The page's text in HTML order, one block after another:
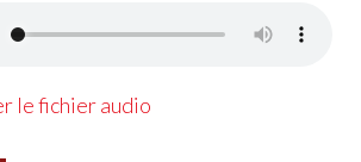
audio
le fichier audio